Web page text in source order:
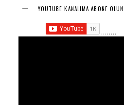
YOUTUBE KANALIMA ABONE OLUN
........